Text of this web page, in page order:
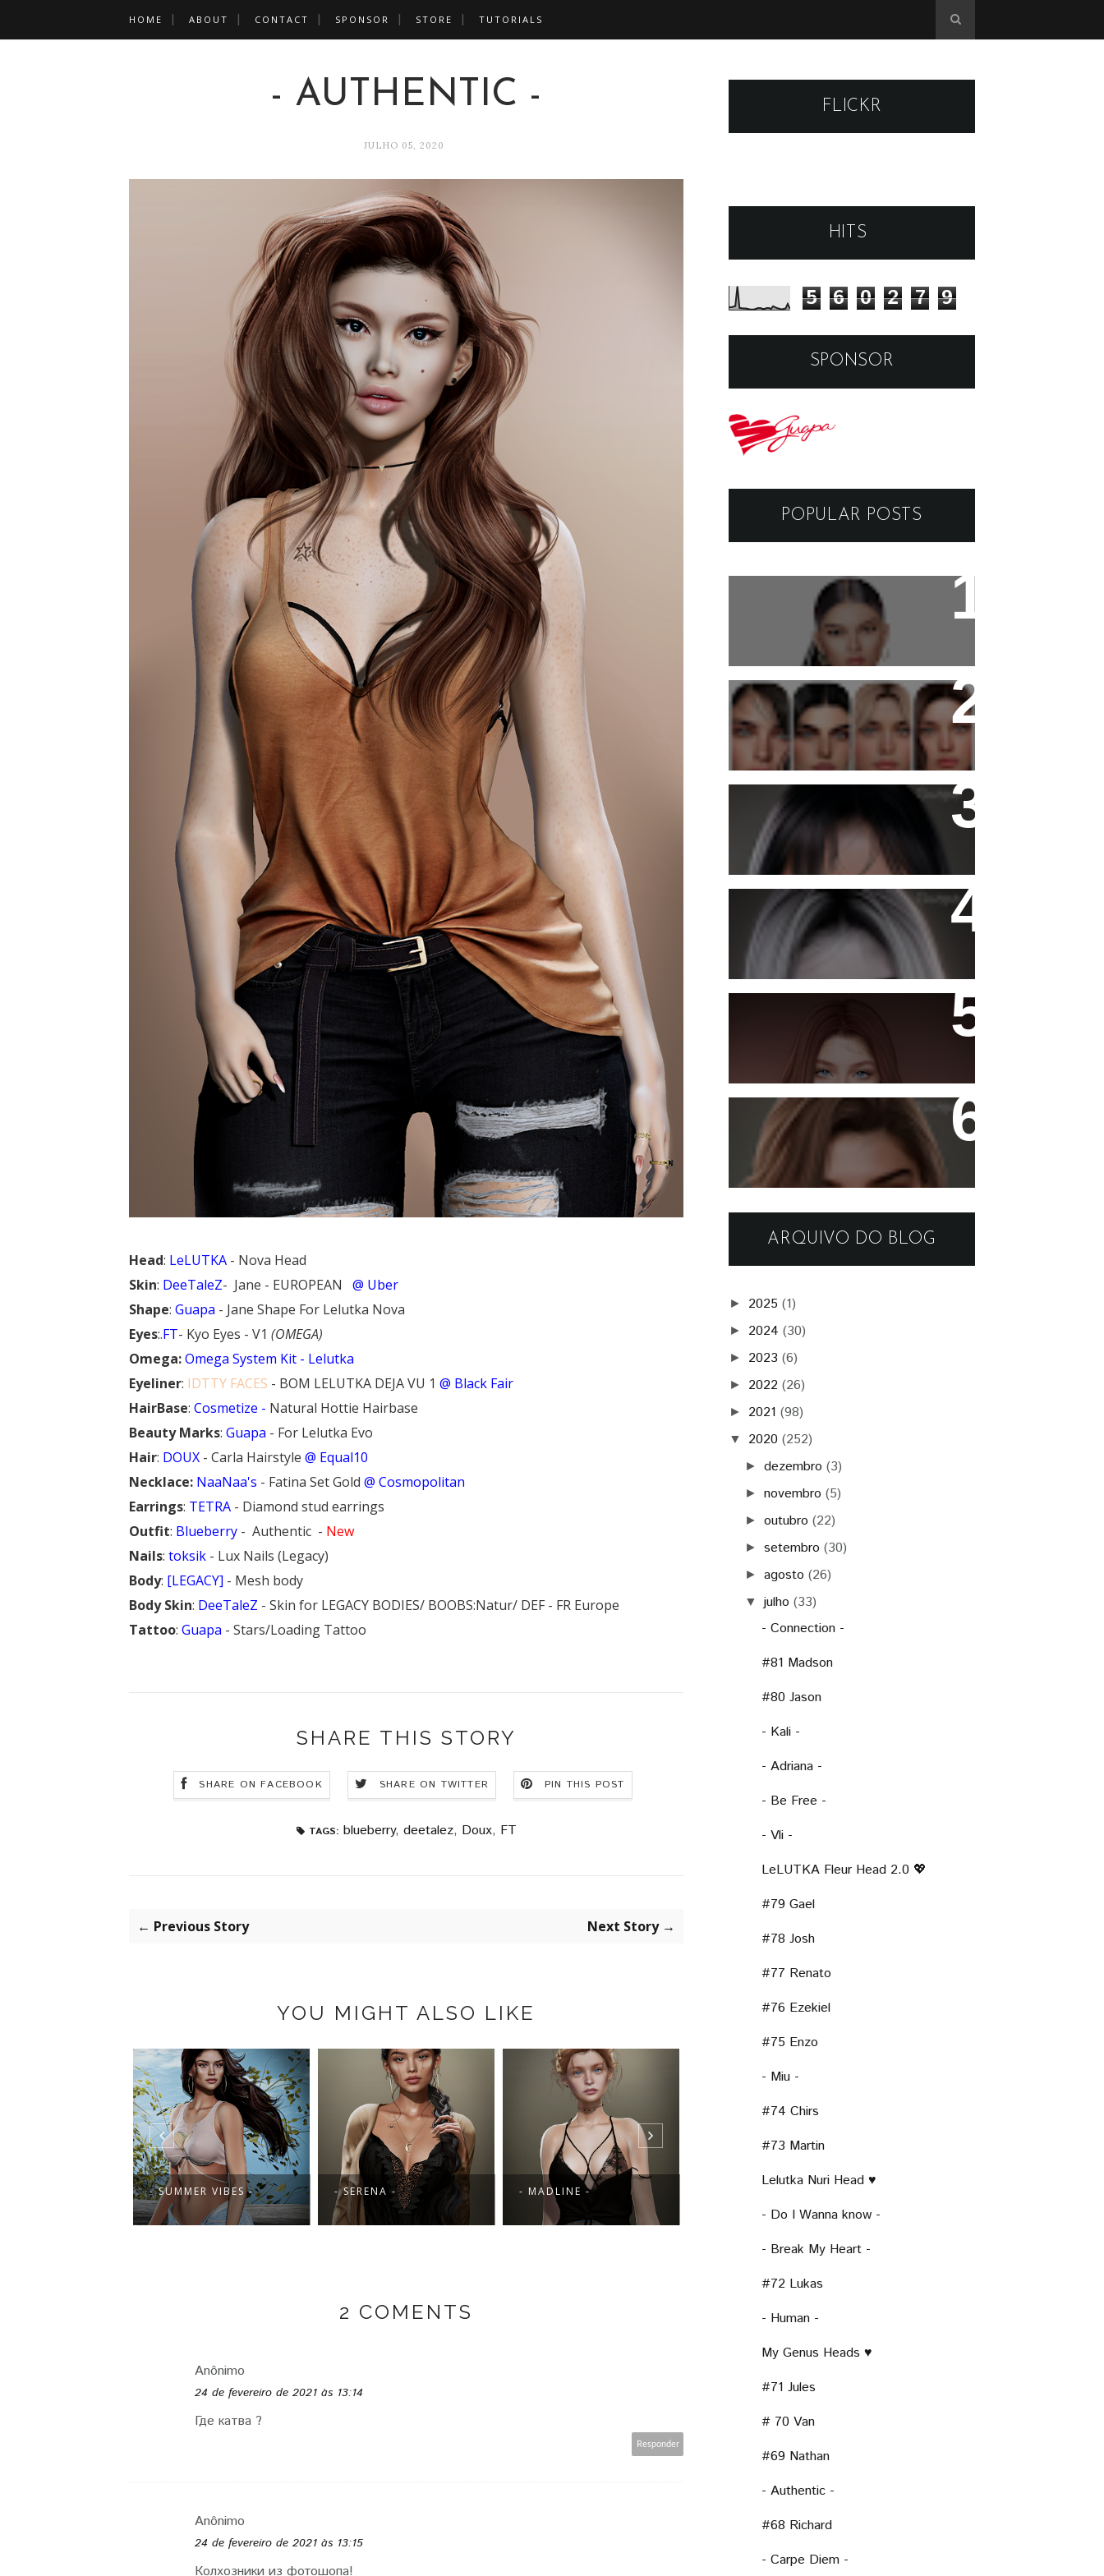
HOME ABOUT CONTACT SPONSOR STORE TUTORIALS
- AUTHENTIC -
JULHO 05, 2020
Head: LeLUTKA - Nova Head
Skin: DeeTaleZ- Jane - EUROPEAN
@ Uber
Shape: Guapa - Jane Shape For Lelutka Nova
Eyes:.FT- Kyo Eyes - V1 (OMEGA)
Omega:Omega System Kit - Lelutka
Eyeliner: IDTTY FACES - BOM LELUTKA DEJA VU 1 @ Black Fair
HairBase: Cosmetize - Natural Hottie Hairbase
Beauty Marks: Guapa - For Lelutka Evo
Hair: DOUX - Carla Hairstyle @ Equal10
Necklace: NaaNaa's - Fatina Set Gold @ Cosmopolitan
Earrings: TETRA - Diamond stud earrings
Outfit: Blueberry - Authentic - New
Nails: toksik - Lux Nails (Legacy)
Body: [LEGACY] - Mesh body
Body Skin: DeeTaleZ - Skin for LEGACY BODIES/ BOOBS:Natur/ DEF - FR Europe
Tattoo: Guapa - Stars/Loading Tattoo
SHARE THIS STORY
SHARE ON FACEBOOK SHARE ON TWITTER PIN THIS POST
TAGS: blueberry, deetalez, Doux, FT
← Previous Story Next Story →
YOU MIGHT ALSO LIKE
- SERENA - - MADLINE - - LOOK AT ME -
2 COMENTS
Anônimo
24 de fevereiro de 2021 às 13:14
Где катва ?
Responder
Anônimo
24 de fevereiro de 2021 às 13:15
Колхозники из фотошопа!
FLICKR
HITS
5 6 0 2 7 9
SPONSOR
POPULAR POSTS
Black Dragon Viewer -
Copyright - Guapa Store by
Valentinabennett.
Katiana Skin
Katiana Skin Fantasy
Tamar Skin
ARQUIVO DO BLOG
► 2025 (1)
► 2024 (30)
► 2023 (6)
► 2022 (26)
► 2021 (98)
▼ 2020 (252)
►dezembro(3)
►novembro(5)
►outubro(22)
►setembro(30)
►agosto(26)
▼julho(33)
- Connection -
#81 Madson
#80 Jason
- Kali -
- Adriana -
- Be Free -
- Vli -
LeLUTKA Fleur Head 2.0 💖
#79 Gael
#78 Josh
#77 Renato
#76 Ezekiel
#75 Enzo
- Miu -
#74 Chirs
#73 Martin
Lelutka Nuri Head ♥
- Do I Wanna know -
- Break My Heart -
#72 Lukas
- Human -
My Genus Heads ♥
#71 Jules
# 70 Van
#69 Nathan
- Authentic -
#68 Richard
- Carpe Diem -